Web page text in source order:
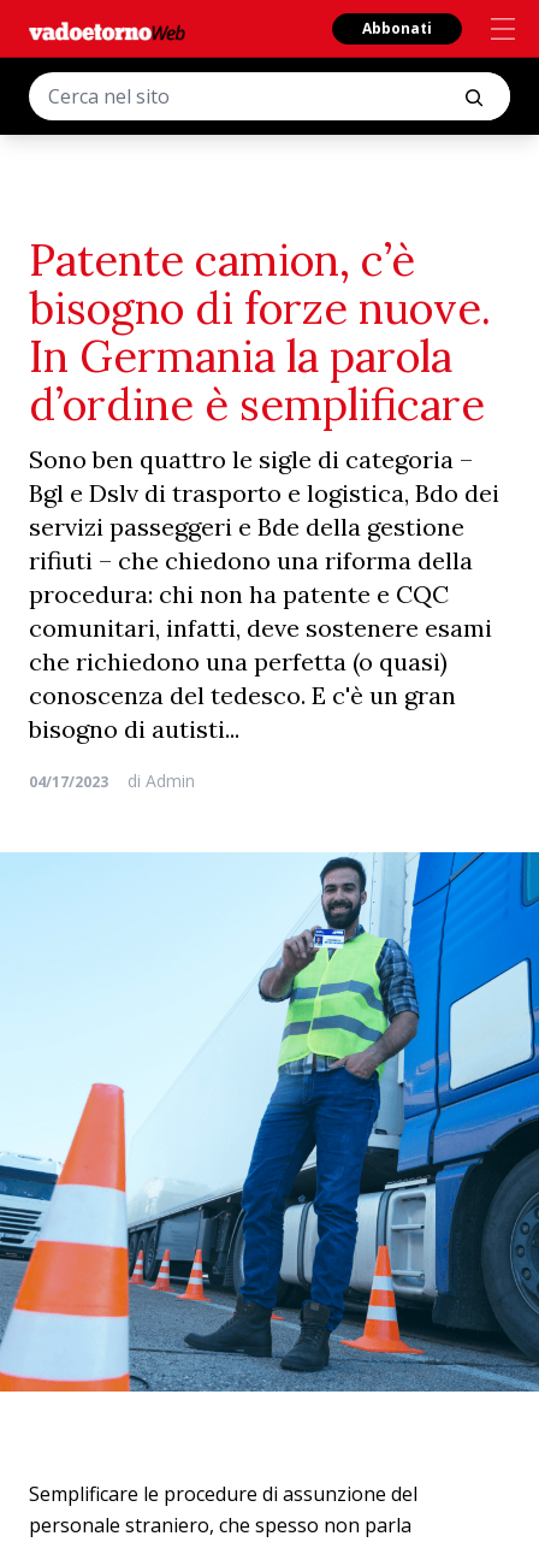
Abbonati
Patente camion, c’è
bisogno di forze nuove.
In Germania la parola
d’ordine è semplificare
Sono ben quattro le sigle di categoria –
Bgl e Dslv di trasporto e logistica, Bdo dei
servizi passeggeri e Bde della gestione
rifiuti – che chiedono una riforma della
procedura: chi non ha patente e CQC
comunitari, infatti, deve sostenere esami
che richiedono una perfetta (o quasi)
conoscenza del tedesco. E c'è un gran
bisogno di autisti...
04/17/2023 di Admin
Semplificare le procedure di assunzione del
personale straniero, che spesso non parla